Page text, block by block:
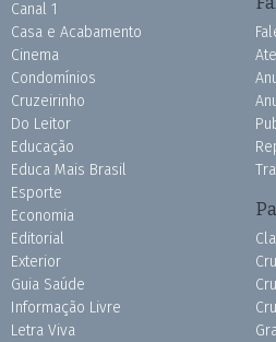
Canal 1
Casa e Acabamento
Cinema
Condomínios
Cruzeirinho
Do Leitor
Educação
Educa Mais Brasil
Esporte
Economia
Editorial
Exterior
Guia Saúde
Informação Livre
Letra Viva